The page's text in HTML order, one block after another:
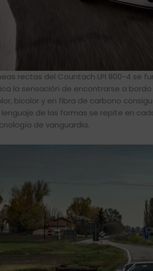
rectas del Countach LPI 800-4 se
la sensación de encontrarse a
bicolor y en fibra de carbono
lenguaje de las formas se repite en
de vanguardia.